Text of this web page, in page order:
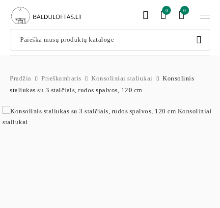
0
0
Pradžia Prieškambaris Konsoliniai staliukai
Konsolinis
staliukas su 3 stalčiais, rudos spalvos, 120 cm